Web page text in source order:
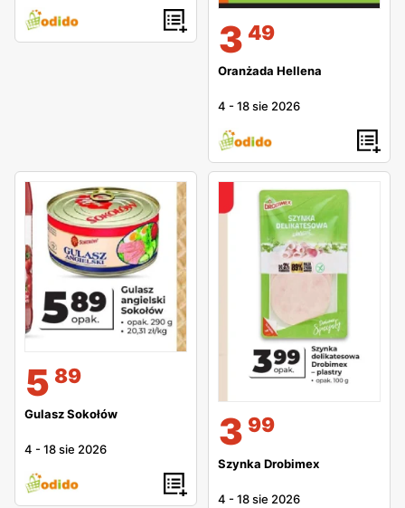
3 49
Oranżada Hellena
4 -18 sie 2026
5 89
Gulasz Sokołów
4 -18 sie 2026 3 99
Szynka Drobimex
4 -18 sie 2026